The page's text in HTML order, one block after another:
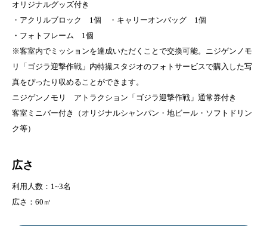
オリジナルグッズ付き
・アクリルブロック 1個 ・キャリーオンバッグ 1個
・フォトフレーム 1個
※客室内でミッションを達成いただくことで交換可能。ニジゲンノモ
リ「ゴジラ迎撃作戦」内特撮スタジオのフォトサービスで購入した写
真をぴったり収めることができます。
ニジゲンノモリ アトラクション「ゴジラ迎撃作戦」通常券付き
客室ミニバー付き（オリジナルシャンパン・地ビール・ソフトドリン
ク等）
広さ
利用人数：1~3名
広さ：60㎡